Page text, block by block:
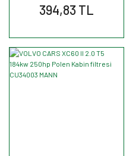
394,83 TL